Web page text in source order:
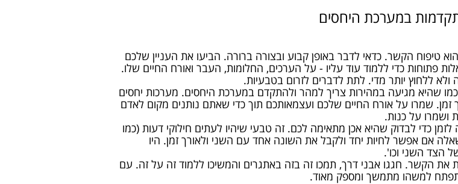
במערכת היחסים
טיפוח הקשר. כדאי לדבר באופן קבוע ובצורה ברורה. הביעו את העניין שלכם
פתוחות כדי ללמוד עוד עליו - על הערכים, החלומות, העבר ואורח החיים שלו.
ללחוץ יותר מדי. לתת לדברים לזרום בטבעיות.
שהיא מגיעה במהירות צריך למהר ולהתקדם במערכת היחסים. מערכות יחסים
זמן. שמרו על אורח החיים שלכם ועצמאותכם תוך כדי שאתם נותנים מקום לאדם
ושמרו על כנות.
כדי לבדוק שהיא אכן מתאימה לכם. זה טבעי שיהיו לעתים חילוקי דעות (כמו
אם אפשר לחיות יחד ולקבל את השונה אחד עם השני ולאורך זמן. היו
הצד השני וכו'.
הקשר. חגגו אבני דרך, תמכו זה בזה באתגרים והמשיכו ללמוד זה על זה. עם
למשהו מתמשך ומספק מאוד.